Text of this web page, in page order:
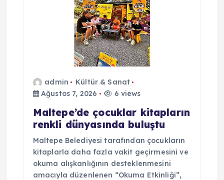
admin
Kültür & Sanat
Ağustos 7, 2026
6 views
Maltepe’de çocuklar kitapların
renkli dünyasında buluştu
Maltepe Belediyesi tarafından çocukların
kitaplarla daha fazla vakit geçirmesini ve
okuma alışkanlığının desteklenmesini
amacıyla düzenlenen “Okuma Etkinliği”,